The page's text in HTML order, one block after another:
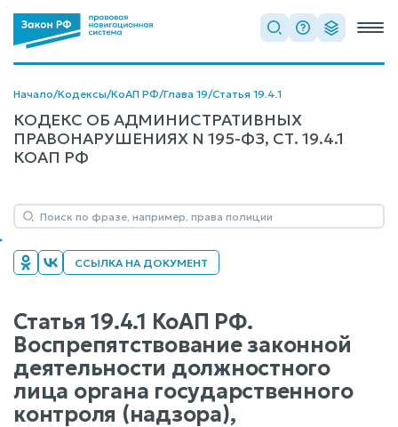
Начало/Кодексы/КоАП РФ/Глава 19/Статья 19.4.1
КОДЕКС ОБ АДМИНИСТРАТИВНЫХ
ПРАВОНАРУШЕНИЯХ N 195-ФЗ, СТ. 19.4.1
КОАП РФ
ССЫЛКА НА ДОКУМЕНТ
Статья 19.4.1 КоАП РФ.
Воспрепятствование законной
деятельности должностного
лица органа государственного
контроля (надзора),